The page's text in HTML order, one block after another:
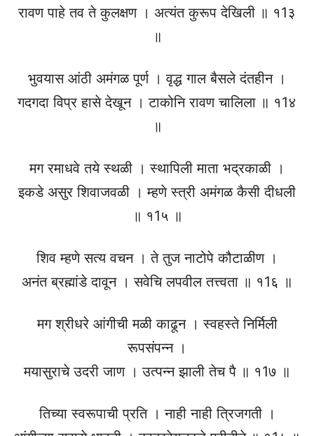
रावण पाहे तव ते कुलक्षण । अत्यंत कुरूप देखिली ॥ १1३
॥
भुवयास आंठी अमंगळ पूर्ण । वृद्ध गाल बैसले दंतहीन ।
गदगदा विप्र हासे देखून । टाकोनि रावण चालिला ॥ १1४
॥
मग रमाधवे तये स्थळी । स्थापिली माता भद्रकाळी ।
इकडे असुर शिवाजवळी । म्हणे स्त्री अमंगळ कैसी दीधली
॥ १1५ ॥
शिव म्हणे सत्य वचन । ते तुज नाटोपे कौटाळीण ।
अनंत ब्रह्मांडे दावून । सवेचि लपवील तत्त्वता ॥ १1६ ॥
मग श्रीधरे आंगीची मळी काढून । स्वहस्ते निर्मिली
रूपसंपन्न ।
मयासुराचे उदरी जाण । उत्पन्न झाली तेच पै ॥ १1७ ॥
तिच्या स्वरूपाची प्रति । नाही नाही त्रिजगती ।